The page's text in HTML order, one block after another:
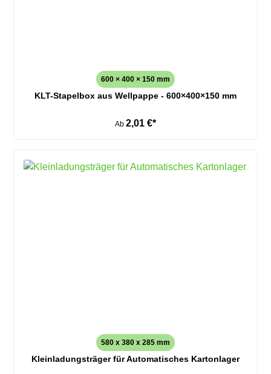
600 × 400 × 150 mm
KLT-Stapelbox aus Wellpappe - 600×400×150 mm
Ab 2,01 €*
580 x 380 x 285 mm
Kleinladungsträger für Automatisches Kartonlager